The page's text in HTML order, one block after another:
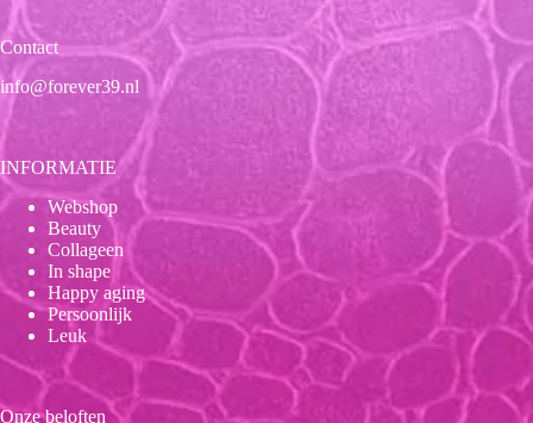
Contact
info@forever39.nl
INFORMATIE
Webshop
Beauty
Collageen
In shape
Happy aging
Persoonlijk
Leuk
Onze beloften